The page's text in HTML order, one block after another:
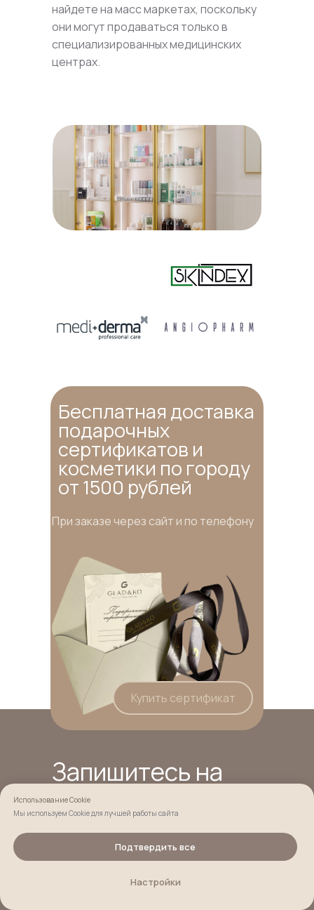
найдете на масс маркетах, поскольку
они могут продаваться только в
специализированных медицинских
центрах.
Бесплатная доставка
подарочных
сертификатов и
косметики по городу
от 1500 рублей
При заказе через сайт и по телефону
Купить сертификат
Запишитесь на
бесплатную
консультацию
к профессиональному
Использование Cookie
Мы используем Cookie для лучшей работы сайта
Подтвердить все
Настройки